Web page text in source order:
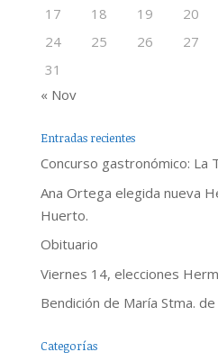
17
18 19 20
24
25 26 27
31
« Nov
Entradas recientes
Concurso gastronómico: La
Ana Ortega elegida nueva
Huerto.
Obituario
Viernes 14, elecciones
Bendición de María Stma.
Categorías